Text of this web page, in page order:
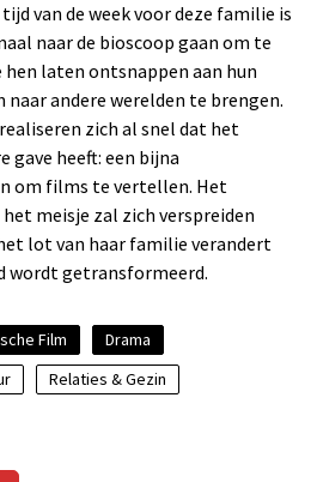
van de week voor deze familie is
naar de bioscoop gaan om te
laten ontsnappen aan hun
naar andere werelden te brengen.
zich al snel dat het
gave heeft: een bijna
om films te vertellen. Het
meisje zal zich verspreiden
lot van haar familie verandert
wordt getransformeerd.
Film
Drama
Relaties & Gezin